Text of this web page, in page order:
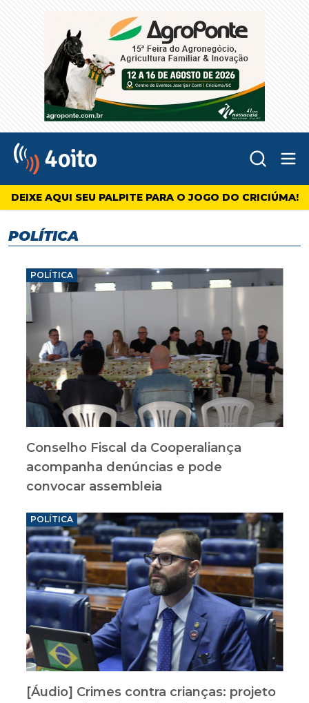
4oito
DEIXE AQUI SEU PALPITE PARA O JOGO DO CRICIÚMA!
POLÍTICA
POLÍTICA
Conselho Fiscal da Cooperaliança
acompanha denúncias e pode
convocar assembleia
POLÍTICA
[Áudio] Crimes contra crianças: projeto